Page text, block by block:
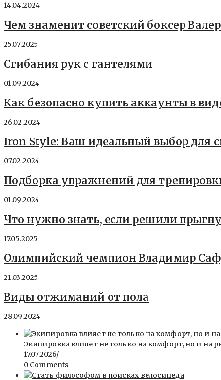
14.04.2024
Чем знаменит советский боксер
25.07.2025
Сгибания рук с гантелями
01.09.2024
Как безопасно купить аккаунты в
26.02.2024
Iron Style: Ваш идеальный выбор для
07.02.2024
Подборка упражнений для
01.09.2024
Что нужно знать, если решили
17.05.2025
Олимпийский чемпион Владимир
21.03.2025
Виды отжиманий от пола
28.09.2024
Экипировка влияет не только на комфорт, но и на
17.07.2026/
0 Comments